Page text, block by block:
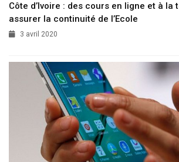
Côte d’Ivoire : des cours en ligne et à la
assurer la continuité de l’Ecole
3 avril 2020